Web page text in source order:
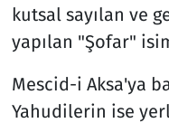
kutsal sayılan ve
yapılan "Şofar"
Mescid-i Aksa'ya
Yahudilerin ise